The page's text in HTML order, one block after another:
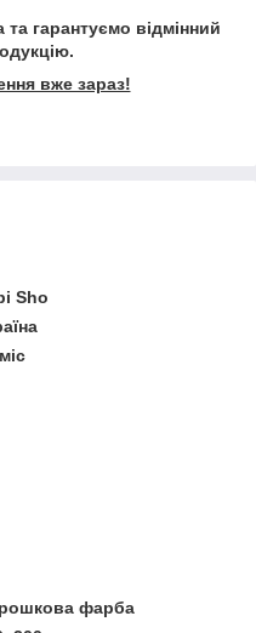
гарантуємо відмінний
вже зараз!
Sho
фарба